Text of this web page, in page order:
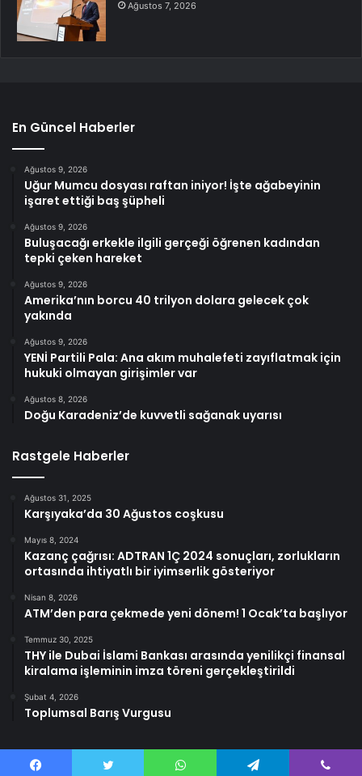
Ağustos 7, 2026
En Güncel Haberler
Ağustos 9, 2026
Uğur Mumcu dosyası raftan iniyor! İşte ağabeyinin
işaret ettiği baş şüpheli
Ağustos 9, 2026
Buluşacağı erkekle ilgili gerçeği öğrenen kadından
tepki çeken hareket
Ağustos 9, 2026
Amerika’nın borcu 40 trilyon dolara gelecek çok
yakında
Ağustos 9, 2026
YENİ Partili Pala: Ana akım muhalefeti zayıflatmak için
hukuki olmayan girişimler var
Ağustos 8, 2026
Doğu Karadeniz’de kuvvetli sağanak uyarısı
Rastgele Haberler
Ağustos 31, 2025
Karşıyaka’da 30 Ağustos coşkusu
Mayıs 8, 2024
Kazanç çağrısı: ADTRAN 1Ç 2024 sonuçları, zorlukların
ortasında ihtiyatlı bir iyimserlik gösteriyor
Nisan 8, 2026
ATM’den para çekmede yeni dönem! 1 Ocak’ta başlıyor
Temmuz 30, 2025
THY ile Dubai İslami Bankası arasında yenilikçi finansal
kiralama işleminin imza töreni gerçekleştirildi
Şubat 4, 2026
Toplumsal Barış Vurgusu